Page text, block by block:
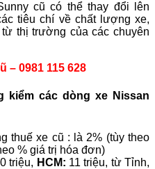
cũ có thể thay đổi lên
tiêu chí về chất lượng xe,
thị trường của các chuyên
– 0981 115 628
kiểm các dòng xe Nissan
thuế xe cũ : là 2% (tùy theo
% giá trị hóa đơn)
triệu, HCM: 11 triệu, từ Tỉnh,